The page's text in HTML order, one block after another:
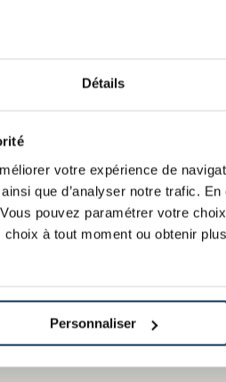
Détails
votre expérience de
que d’analyser notre trafic.
pouvez paramétrer votre
à tout moment ou obtenir
Personnaliser
à Hiba,